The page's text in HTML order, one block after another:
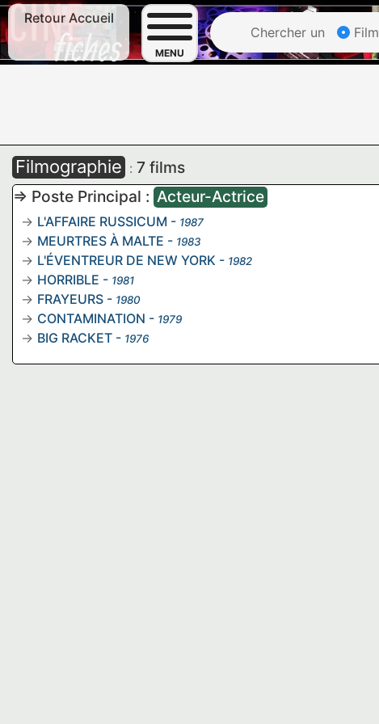
Retour Accueil
MENU
Chercher un Film
Filmographie : 7 films
=> Poste Principal : Acteur-Actrice
L'AFFAIRE RUSSICUM - 1987
MEURTRES À MALTE - 1983
L'ÉVENTREUR DE NEW YORK - 1982
HORRIBLE - 1981
FRAYEURS - 1980
CONTAMINATION - 1979
BIG RACKET - 1976